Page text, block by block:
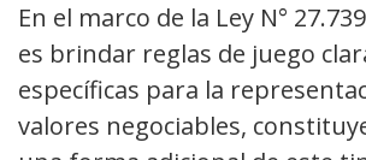
En el marco de la Ley N°
es brindar reglas de juego
específicas para la
valores negociables,